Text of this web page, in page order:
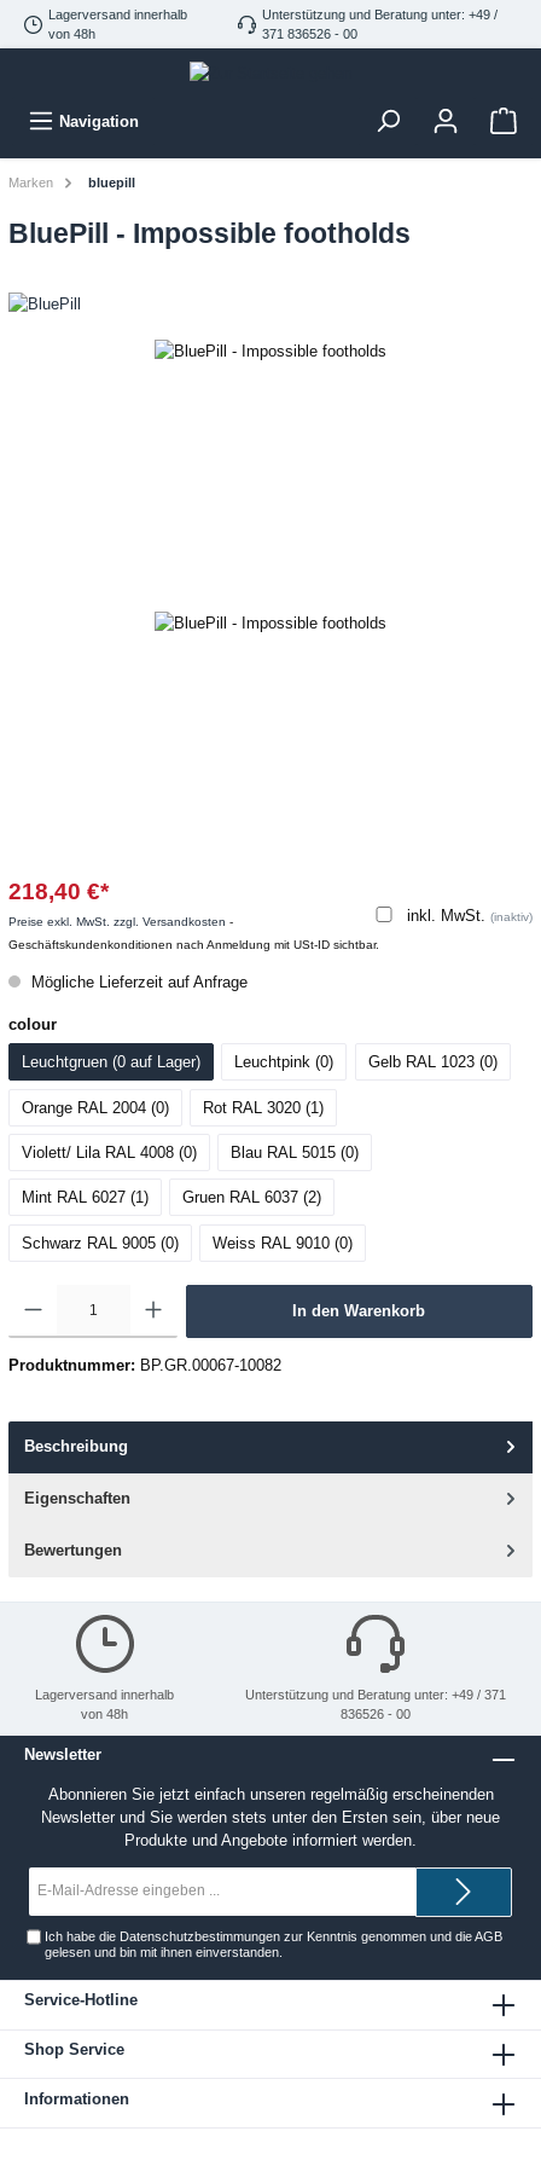
Lagerversand innerhalb
von 48h
Unterstützung und Beratung unter: +49 /
371 836526 - 00
Navigation
Marken bluepill
BluePill - Impossible footholds
218,40 €*
inkl. MwSt. (inaktiv)
Preise exkl. MwSt. zzgl. Versandkosten -
Geschäftskundenkonditionen nach Anmeldung mit USt-ID sichtbar.
Mögliche Lieferzeit auf Anfrage
colour
Leuchtgruen (0 auf Lager) Leuchtpink (0) Gelb RAL 1023 (0)
Orange RAL 2004 (0) Rot RAL 3020 (1)
Violett/ Lila RAL 4008 (0) Blau RAL 5015 (0)
Mint RAL 6027 (1) Gruen RAL 6037 (2)
Schwarz RAL 9005 (0) Weiss RAL 9010 (0)
In den Warenkorb
Produktnummer: BP.GR.00067-10082
Beschreibung
Eigenschaften
Bewertungen
Lagerversand innerhalb
von 48h
Unterstützung und Beratung unter: +49 / 371
836526 - 00
Newsletter
Abonnieren Sie jetzt einfach unseren regelmäßig erscheinenden
Newsletter und Sie werden stets unter den Ersten sein, über neue
Produkte und Angebote informiert werden.
Ich habe die Datenschutzbestimmungen zur Kenntnis genommen und dieAGB
gelesen und bin mit ihnen einverstanden.
Service-Hotline
Shop Service
Informationen